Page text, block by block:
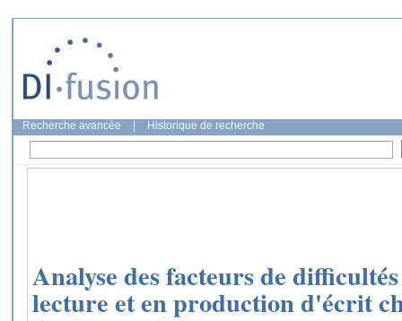
Recherche avancée Historique de recherche
Analyse des facteurs de
lecture et en production d'écrit